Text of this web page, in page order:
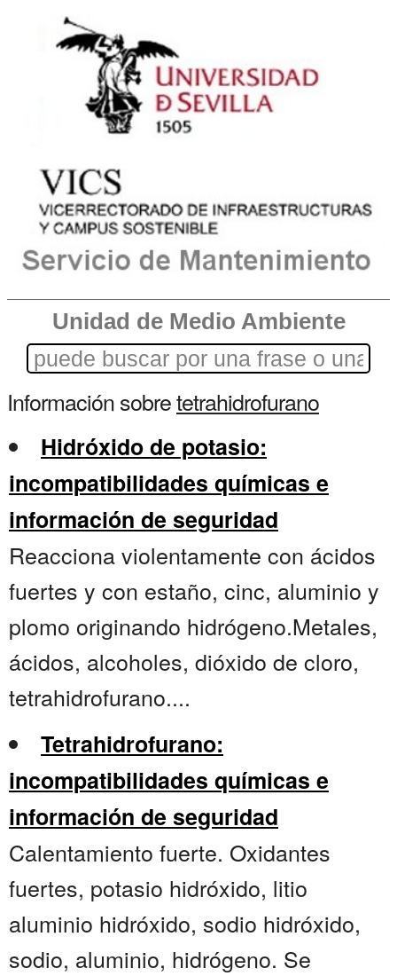
Unidad de Medio Ambiente
Información sobretetrahidrofurano
Hidróxido de potasio:
incompatibilidades químicas e
información de seguridad
Reacciona violentamente con ácidos
fuertes y con estaño, cinc, aluminio y
plomo originando hidrógeno.Metales,
ácidos, alcoholes, dióxido de cloro,
tetrahidrofurano....
Tetrahidrofurano:
incompatibilidades químicas e
información de seguridad
Calentamiento fuerte. Oxidantes
fuertes, potasio hidróxido, litio
aluminio hidróxido, sodio hidróxido,
sodio, aluminio, hidrógeno. Se